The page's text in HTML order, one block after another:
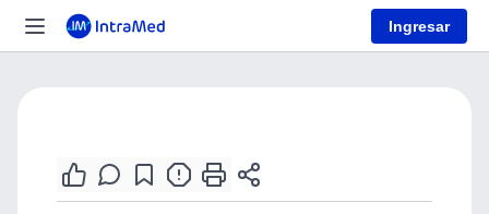
Ingresar